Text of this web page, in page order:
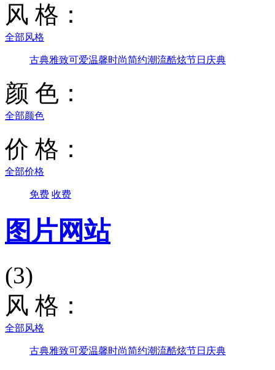
风 格：
全部风格
古典雅致可爱温馨时尚简约潮流酷炫节日庆典
颜 色：
全部颜色
价 格：
全部价格
免费 收费
图片网站
(3)
风 格：
全部风格
古典雅致可爱温馨时尚简约潮流酷炫节日庆典